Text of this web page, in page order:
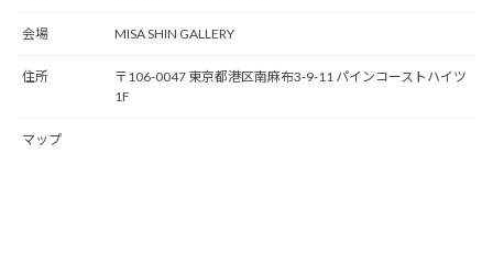
会場 MISA SHIN GALLERY
住所
〒106-0047 東京都港区南麻布3-9-11 パインコーストハイツ
1F
マップ